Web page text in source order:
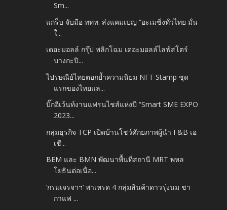
Sm...
แกร็บ จับมือ ททท. ส่งแคมเปญ “อะเมซิ่งทั่วไทย มั่น
ใ...
เดอะมอลล์ กรุ๊ป พลิกโฉม เดอะมอลล์ไลฟ์สโตร์
บางกะปิ...
ไปรษณีย์ไทยตอกย้ำความนิยม NFT Stamp ชุด
แรกของไทยแล...
บิ๊กอีเว้นท์งานแฟรนไชส์แห่งปี “Smart SME EXPO
2023...
กลุ่มธุรกิจ TCP เปิดบ้านโชว์ศักยภาพผู้นำ F&B เอ
เชี...
BEM และ BMN พัฒนาพื้นที่สถานี MRT พหล
โยธินต่อเนื่อ...
‘กรมเจรจาฯ’ พาเหรด 4 กลุ่มสินค้าดาวรุ่งนม ชา
กาแฟ ...